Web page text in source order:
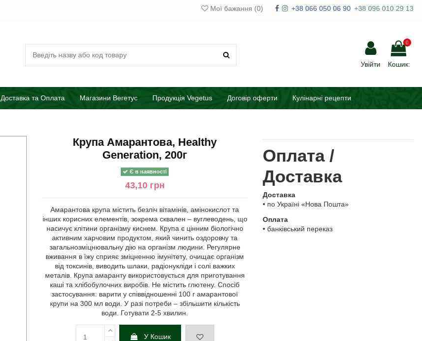
Мої бажання (0) +38 066 050 06 90 +38 096 010 29 13
Увійти
0
Кошик:
Доставка та Оплата Магазини Вегетус Продукція Vegetus Договір оферти Кулінарні рецепти
Крупа Амарантова, Healthy
Generation, 200г
Є в наявності
43,10 грн
Амарантова крупа містить безліч вітамінів, амінокислот та
інших корисних елементів, зокрема сквален – вуглеводень, що
насичує клітини організму киснем. Крупа є цінним біологічно
активним харчовим продуктом, який чинить оздоровчу та
загальнозміцнювальну дію на організм людини. Регулярне
вживання в їжу сприяє зміцненню імунітету, очищає організм
від токсинів, виводить шлаки, радіонукліди і солі важких
металів. Крупа амаранту використовується для приготування
каші та хлібобулочних виробів. Не містить глютену. Спосіб
застосування: варити у співвідношенні 100 г амарантової
крупи на 300 мл води. У разі потреби – збільшити кількість
води. Готувати 2-5 хвилин.
У Кошик
Оплата /
Доставка
Доставка
• по Україні «Нова Пошта»
Оплата
• банківський переказ